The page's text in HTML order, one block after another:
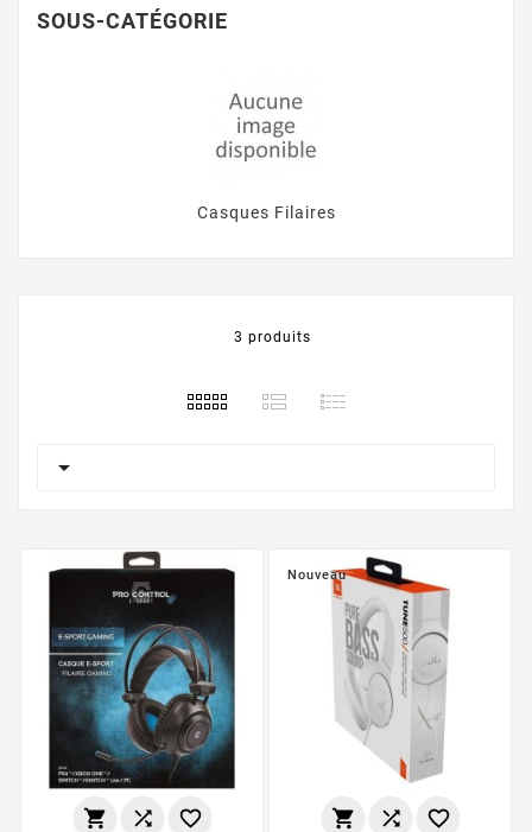
SOUS-CATÉGORIE
Casques Filaires
3 produits

  
Nouveau
  